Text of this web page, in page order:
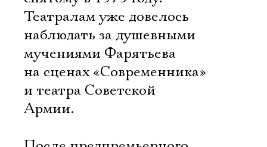
Театралам уже довелось
наблюдать за душевными
мучениями Фарятьева
на сценах «Современника»
и театра Советской
Армии.